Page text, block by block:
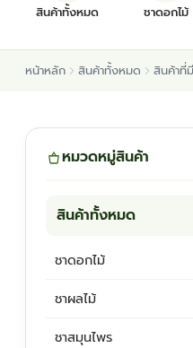
ต้นพันธุ์สมุนไพร
ต้นพันธุ์ไม้ป่า
สินค้าทั้งหมด ชาดอกไม้
หน้าหลัก สินค้าทั้งหมด สินค้าที่
หมวดหมู่สินค้า
สินค้าทั้งหมด
ชาดอกไม้
ชาผลไม้
ชาสมุนไพร